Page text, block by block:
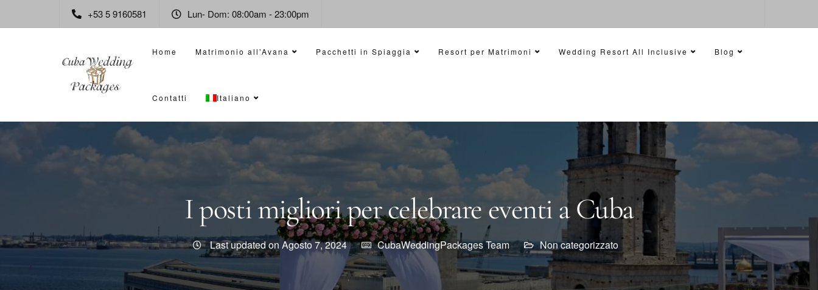
+53 5 9160581 Lun- Dom: 08:00am - 23:00pm
Home Matrimonio all’Avana Pacchetti in Spiaggia Resort per Matrimoni Wedding Resort All Inclusive Blog
Contatti Italiano
I posti migliori per celebrare eventi a Cuba
Last updated on Agosto 7, 2024 CubaWeddingPackages Team Non categorizzato